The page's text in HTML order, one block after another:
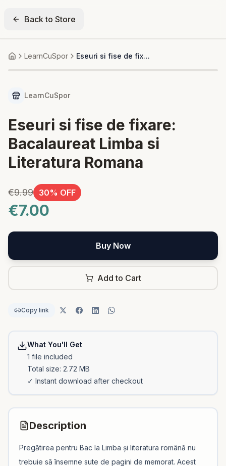
Back to Store
HomeLearnCuSpor Eseuri si fise de fixare: Bacalaureat Limba si Literatura Romana
LearnCuSpor
Eseuri si fise de fixare:
Bacalaureat Limba si
Literatura Romana
€9.99 30% OFF
€7.00
Buy Now
Add to Cart
Copy link
What You'll Get
1 file included
Total size: 2.72 MB
✓ Instant download after checkout
Description
Pregătirea pentru Bac la Limba și literatura română nu
trebuie să însemne sute de pagini de memorat. Acest